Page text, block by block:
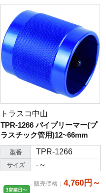
トラスコ中山
TPR-1266 パイプリーマー(プ
ラスチック管用)12~66mm
型番 TPR-1266
サイズ -～
販売価格 ： 4,760円～